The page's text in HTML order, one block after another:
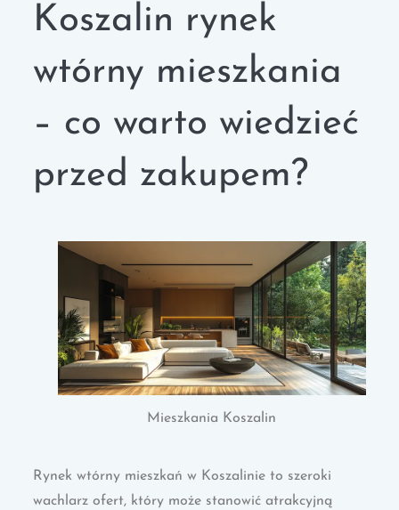
Koszalin rynek
wtórny mieszkania
– co warto wiedzieć
przed zakupem?
Mieszkania Koszalin
Rynek wtórny mieszkań w Koszalinie to szeroki
wachlarz ofert, który może stanowić atrakcyjną